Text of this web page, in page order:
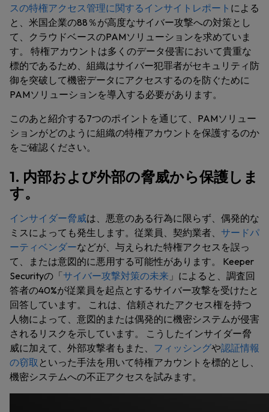
スの特権アクセス管理に関するインサイトレポート による
と、米国企業の88％が高度なサイバー攻撃への対策とし
て、クラウドベースのPAMソリューションを求めていま
す。 特権アカウントは多くのデータ侵害において貴重な
標的であるため、組織はサイバー犯罪者がセキュリティ防
御を突破して機密データにアクセスするのを防ぐために
PAMソリューションを導入する必要があります。
このあと紹介する7つのポイントを通じて、PAMソリュー
ションがどのように組織の特権アカウントを保護するのか
をご確認ください。
1. 内部および外部の脅威から保護しま
す。
インサイダー脅威は、悪意のある行為に限らず、偶発的な
ミスによっても発生します。従業員、契約業者、 サードパ
ーティベンダーなどが、与えられた特権アクセスを誤っ
て、または意図的に悪用する可能性があります。 Keeper
Securityの「サイバー攻撃対策の未来 」によると、調査回
答者の40%が従業員を起点とするサイバー攻撃を受けたと
回答しています。 これは、信頼されたアクセス権を持つ
人物によって、意図的または偶発的に機密システムが侵害
されるリスクを示しています。 こうしたインサイダー脅
威に加えて、外部攻撃者もまた、 フィッシングや認証情報
の窃取 といった手法を用いて特権アカウントを標的とし、
機密システムへの不正アクセスを試みます。